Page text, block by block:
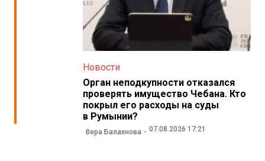
Новости
Орган неподкупности отказался
проверять имущество Чебана. Кто
покрыл его расходы на суды
в Румынии?
Вера Балахнова 07.08.2026 17:21